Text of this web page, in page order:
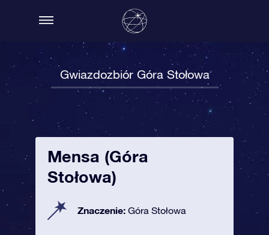
Gwiazdozbiór Góra Stołowa
Mensa (Góra
Stołowa)
Znaczenie: Góra Stołowa